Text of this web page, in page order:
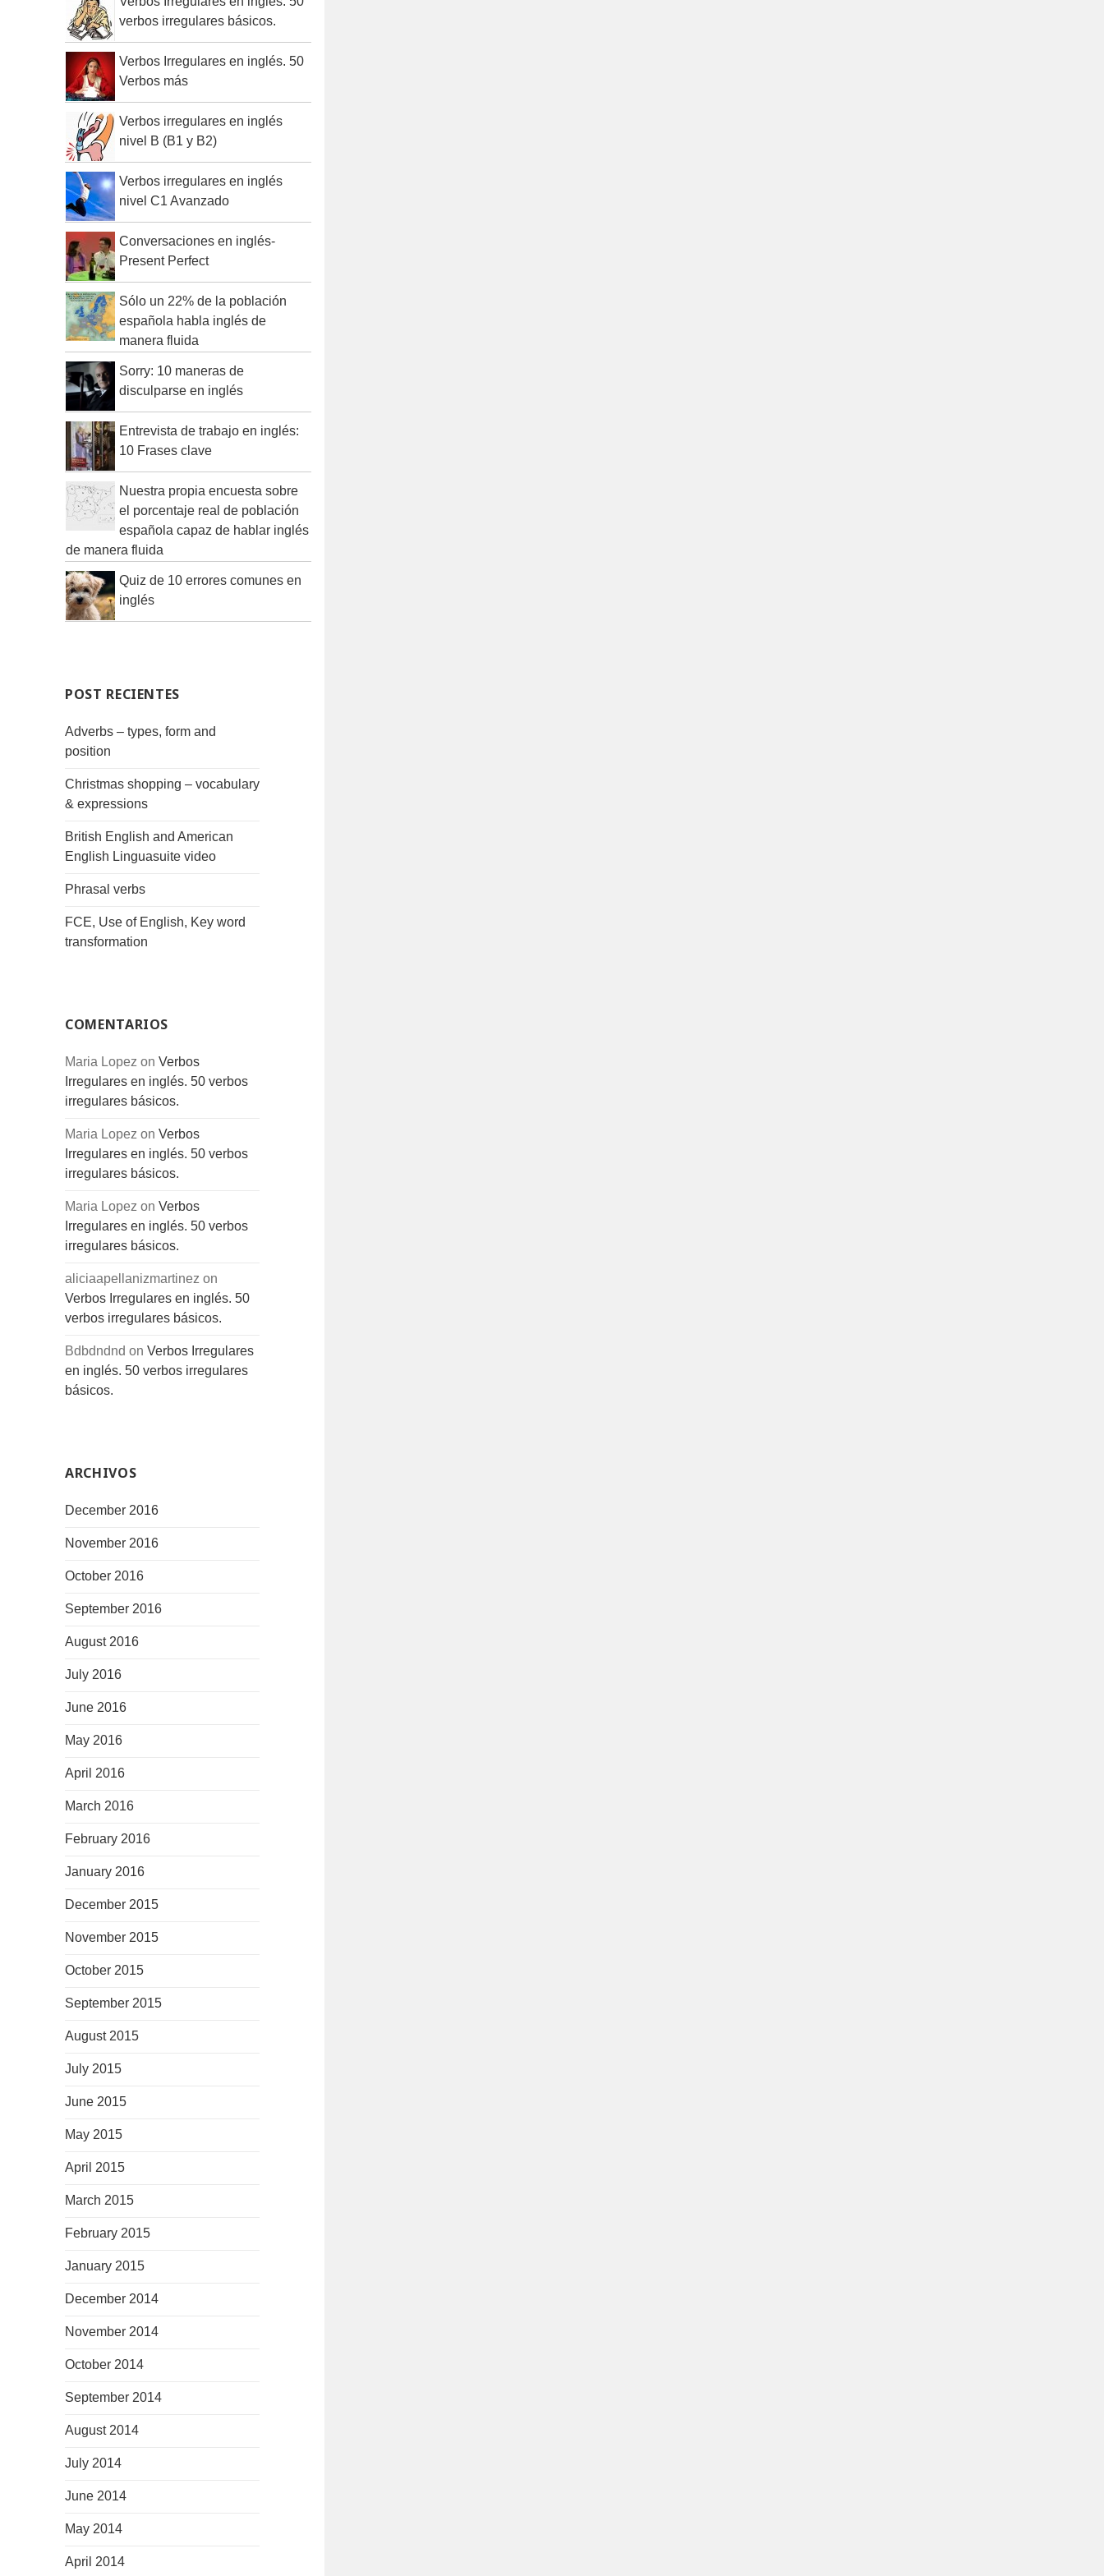
r
:
verbos irregulares básicos.
Verbos Irregulares en inglés. 50
Verbos más
Verbos irregulares en inglés
nivel B (B1 y B2)
Verbos irregulares en inglés
nivel C1 Avanzado
Conversaciones en inglés-
Present Perfect
Sólo un 22% de la población
española habla inglés de
manera fluida
Sorry: 10 maneras de
disculparse en inglés
Entrevista de trabajo en inglés:
10 Frases clave
Nuestra propia encuesta sobre
el porcentaje real de población
española capaz de hablar inglés
de manera fluida
Quiz de 10 errores comunes en
inglés
POST RECIENTES
Adverbs – types, form and
position
Christmas shopping – vocabulary
& expressions
British English and American
English Linguasuite video
Phrasal verbs
FCE, Use of English, Key word
transformation
COMENTARIOS
Maria Lopez onVerbos
Irregulares en inglés. 50 verbos
irregulares básicos.
Maria Lopez onVerbos
Irregulares en inglés. 50 verbos
irregulares básicos.
Maria Lopez onVerbos
Irregulares en inglés. 50 verbos
irregulares básicos.
aliciaapellanizmartinez on
Verbos Irregulares en inglés. 50
verbos irregulares básicos.
Bdbdndnd onVerbos Irregulares
en inglés. 50 verbos irregulares
básicos.
ARCHIVOS
December 2016
November 2016
October 2016
September 2016
August 2016
July 2016
June 2016
May 2016
April 2016
March 2016
February 2016
January 2016
December 2015
November 2015
October 2015
September 2015
August 2015
July 2015
June 2015
May 2015
April 2015
March 2015
February 2015
January 2015
December 2014
November 2014
October 2014
September 2014
August 2014
July 2014
June 2014
May 2014
April 2014